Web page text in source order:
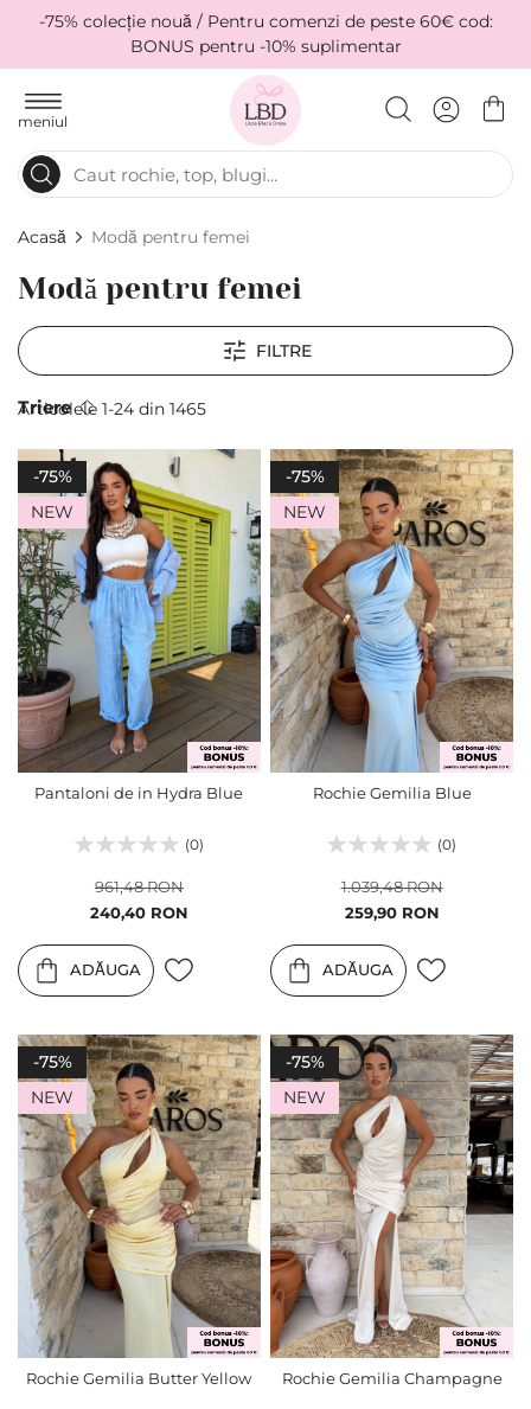
-75% colecție nouă / Pentru comenzi de peste 60€ cod:
BONUS pentru -10% suplimentar
meniul
Acasă Modă pentru femei
Modă pentru femei
FILTRE
Articolele 1-24 din 1465
Тriere
-75%
NEW
Pantaloni de in Hydra Blue
(0)
Pret
240,40 RON
961,48 RON
ADĂUGA
-75%
NEW
Rochie Gemilia Blue
(0)
Pret
259,90 RON
1.039,48 RON
ADĂUGA
-75%
NEW
Rochie Gemilia Butter Yellow
-75%
NEW
Rochie Gemilia Champagne